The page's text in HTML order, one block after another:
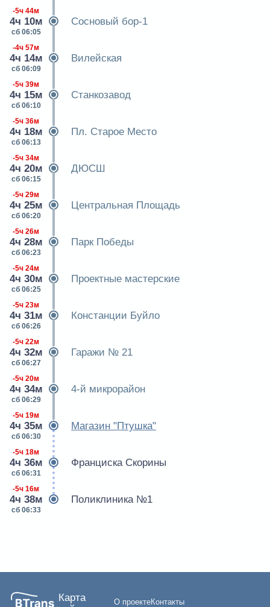
-5ч 44м
4ч 10м
сб 06:05
Сосновый бор-1
-4ч 57м
4ч 14м
сб 06:09
Вилейская
-5ч 39м
4ч 15м
сб 06:10
Станкозавод
-5ч 36м
4ч 18м
сб 06:13
Пл. Старое Место
-5ч 34м
4ч 20м
сб 06:15
ДЮСШ
-5ч 29м
4ч 25м
сб 06:20
Центральная Площадь
-5ч 26м
4ч 28м
сб 06:23
Парк Победы
-5ч 24м
4ч 30м
сб 06:25
Проектные мастерские
-5ч 23м
4ч 31м
сб 06:26
Констанции Буйло
-5ч 22м
4ч 32м
сб 06:27
Гаражи № 21
-5ч 20м
4ч 34м
сб 06:29
4-й микрорайон
-5ч 19м
4ч 35м
сб 06:30
Магазин "Птушка"
-5ч 18м
4ч 36м
сб 06:31
Франциска Скорины
-5ч 16м
4ч 38м
сб 06:33
Поликлиника №1
Карта
О проектеКонтакты